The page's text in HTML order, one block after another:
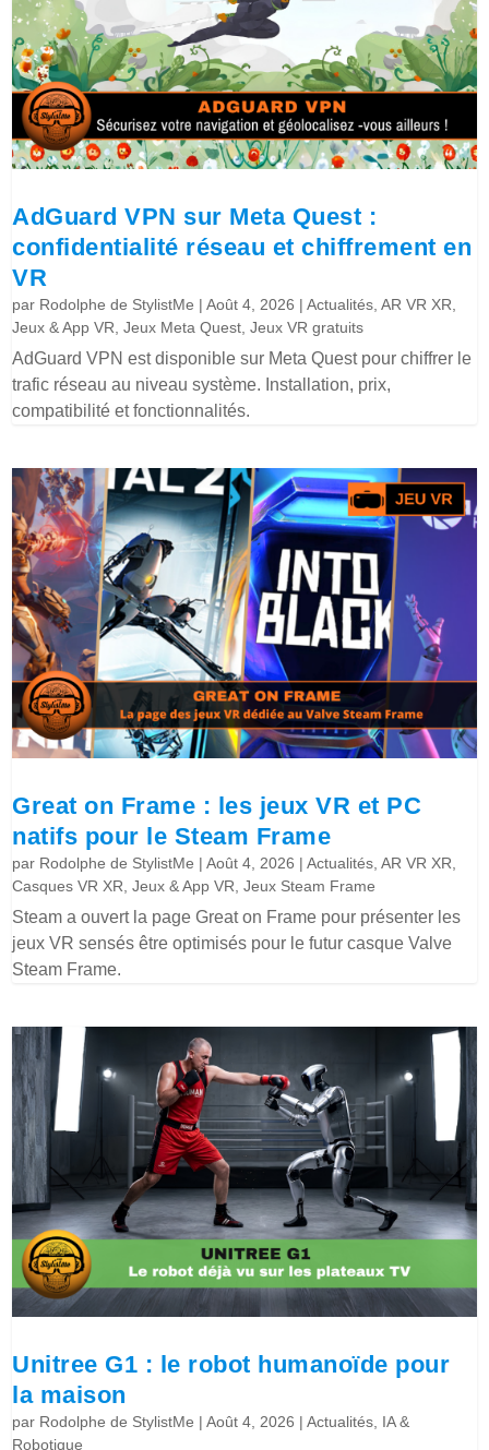
AdGuard VPN sur Meta Quest :
confidentialité réseau et chiffrement en
VR
par Rodolphe de StylistMe |Août 4, 2026 |Actualités ,AR VR XR
Jeux & App VR ,Jeux Meta Quest ,Jeux VR gratuits
AdGuard VPN est disponible sur Meta Quest pour chiffrer le
trafic réseau au niveau système. Installation, prix,
compatibilité et fonctionnalités.
Great on Frame : les jeux VR et PC
natifs pour le Steam Frame
par Rodolphe de StylistMe |Août 4, 2026 |Actualités ,AR VR XR
Casques VR XR ,Jeux & App VR ,Jeux Steam Frame
Steam a ouvert la page Great on Frame pour présenter les
jeux VR sensés être optimisés pour le futur casque Valve
Steam Frame.
Unitree G1 : le robot humanoïde pour
la maison
par Rodolphe de StylistMe |Août 4, 2026 |Actualités IA &
Robotique